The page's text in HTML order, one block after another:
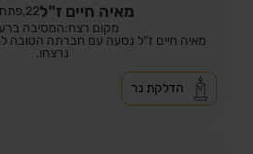
מאיה חיים ז"ל22,
מקום רצח:המסיבה
מאיה חיים ז"ל נסעה עם חברתה הטובה
נרצחו.
הדלקת נר